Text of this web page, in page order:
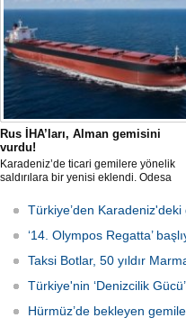
Rus İHA’ları, Alman gemisini
vurdu!
Karadeniz’de ticari gemilere yönelik
saldırılara bir yenisi eklendi. Odesa
aldığı Alman işletmesindeki Emil
gemisinde yangın çıktı; teknik
durunca mürettebat tahliye edildi.
Türkiye’den Karadeniz'deki
‘14. Olympos Regatta’
Taksi Botlar, 50 yıldır
Türkiye'nin ‘Denizcilik
Hürmüz’de bekleyen